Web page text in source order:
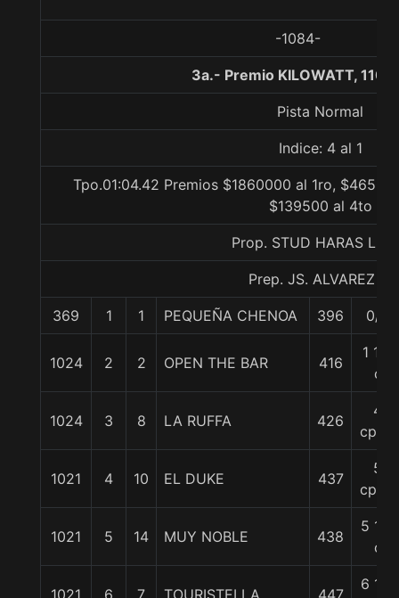
-1084-
3a.- Premio KILOWATT,
Pista Normal
Indice: 4 al 1
Tpo.01:04.42 Premios $1860000 al 1ro,
$139500 al 4to
Prop. STUD HARAS
Prep. JS. ALVAREZ D.
369 1 1 PEQUEÑA CHENOA 396 0/0
1024 2 2 OPEN THE BAR 416
1 1/2
c
1024 3 8 LA RUFFA 426
4
cpos.
1021 4 10 EL DUKE 437
5
cpos.
1021 5 14 MUY NOBLE 438
5 1/2
c
1021 6 7 TOURISTELLA 447
6 1/2